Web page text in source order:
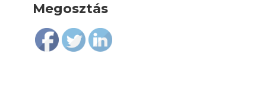
Megosztás
Follow